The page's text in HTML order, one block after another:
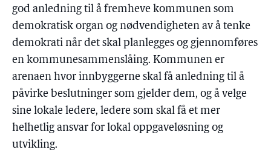
god anledning til å fremheve kommunen som
demokratisk organ og nødvendigheten av å tenke
demokrati når det skal planlegges og gjennomføres
en kommunesammenslåing. Kommunen er
arenaen hvor innbyggerne skal få anledning til å
påvirke beslutninger som gjelder dem, og å velge
sine lokale ledere, ledere som skal få et mer
helhetlig ansvar for lokal oppgaveløsning og
utvikling.